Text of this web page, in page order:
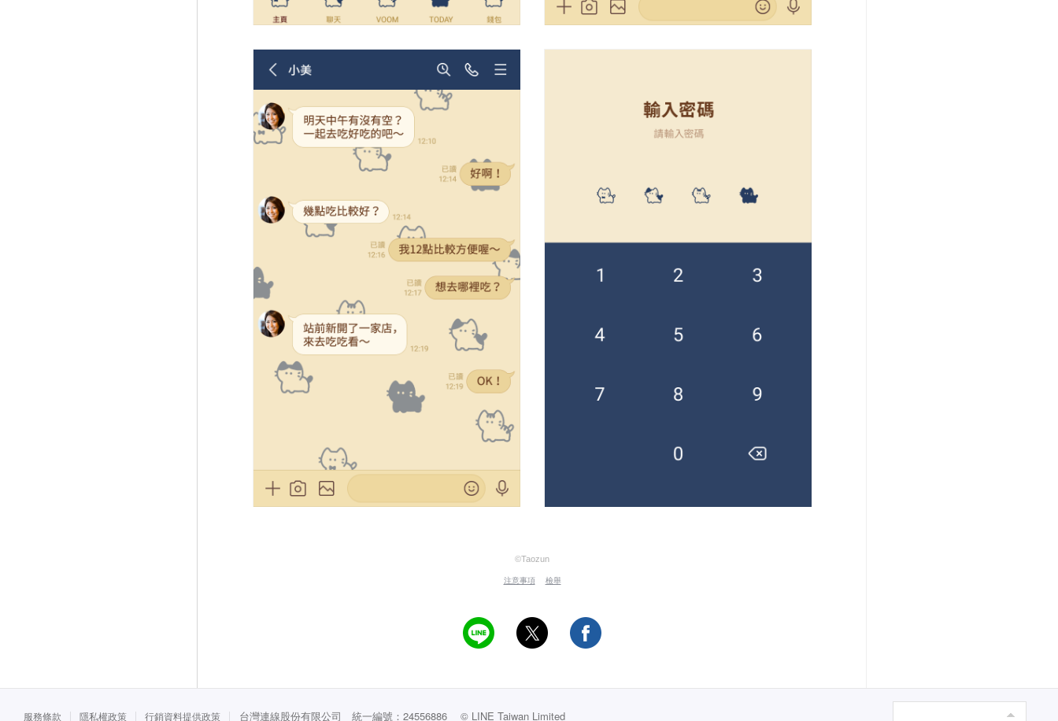
©Taozun
注意事項 檢舉
服務條款 隱私權政策 行銷資料提供政策 台灣連線股份有限公司 統一編號：24556886 © LINE Taiwan Limited